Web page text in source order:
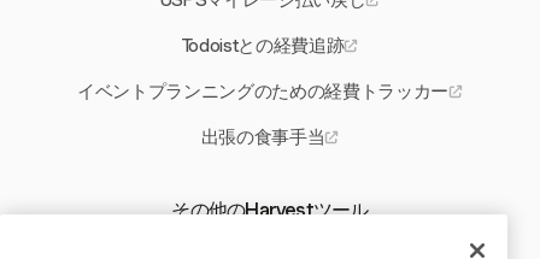
Todoistとの経費追跡
イベントプランニングのための経費トラッカー
出張の食事手当
その他のHarvestツール